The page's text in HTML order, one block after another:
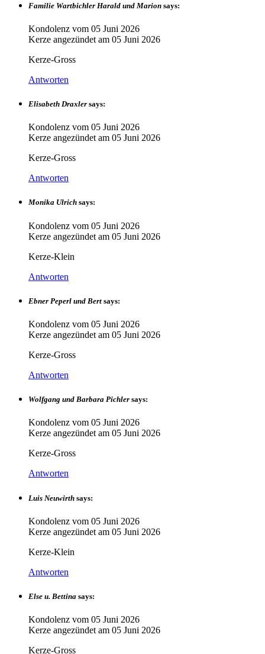
Familie Wartbichler Harald und Marion says:
Kondolenz vom 05 Juni 2026
Kerze angezündet am 05 Juni 2026
Kerze-Gross
Antworten
Elisabeth Draxler says:
Kondolenz vom 05 Juni 2026
Kerze angezündet am 05 Juni 2026
Kerze-Gross
Antworten
Monika Ulrich says:
Kondolenz vom 05 Juni 2026
Kerze angezündet am 05 Juni 2026
Kerze-Klein
Antworten
Ebner Peperl und Bert says:
Kondolenz vom 05 Juni 2026
Kerze angezündet am 05 Juni 2026
Kerze-Gross
Antworten
Wolfgang und Barbara Pichler says:
Kondolenz vom 05 Juni 2026
Kerze angezündet am 05 Juni 2026
Kerze-Gross
Antworten
Luis Neuwirth says:
Kondolenz vom 05 Juni 2026
Kerze angezündet am 05 Juni 2026
Kerze-Klein
Antworten
Else u. Bettina says:
Kondolenz vom 05 Juni 2026
Kerze angezündet am 05 Juni 2026
Kerze-Gross